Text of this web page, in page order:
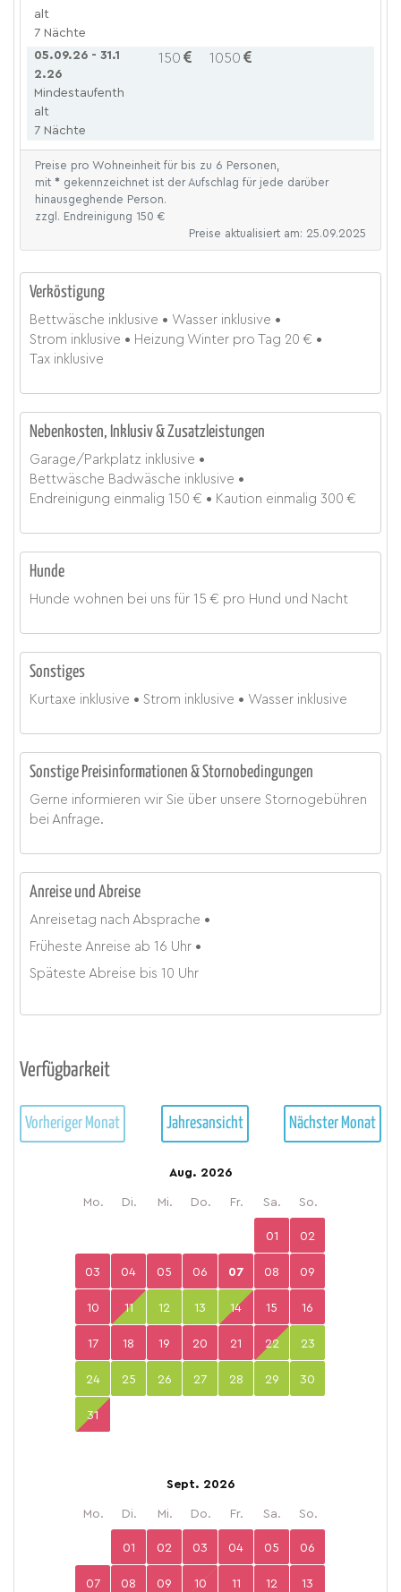
alt
7 Nächte
05.09.26 - 31.1
2.26
150 1050
Mindestaufenth
alt
7 Nächte
Preise pro Wohneinheit für bis zu 6 Personen,
mit* gekennzeichnet ist der Aufschlag für jede darüber
hinausgeghende Person.
zzgl. Endreinigung 150 €
Preise aktualisiert am: 25.09.2025
Verköstigung
Bettwäsche inklusive Wasser inklusive
Strom inklusive Heizung Winter pro Tag 20 €
Tax inklusive
Nebenkosten, Inklusiv & Zusatzleistungen
Garage/Parkplatz inklusive
Bettwäsche Badwäsche inklusive
Endreinigung einmalig 150 € Kaution einmalig 300 €
Hunde
Hunde wohnen bei uns für15 € pro Hund und Nacht
Sonstiges
Kurtaxe inklusive Strom inklusive Wasser inklusive
Sonstige Preisinformationen & Stornobedingungen
Gerne informieren wir Sie über unsere Stornogebühren
bei Anfrage.
Anreise und Abreise
Anreisetag nach Absprache
Früheste Anreise ab 16 Uhr
Späteste Abreise bis 10 Uhr
Verfügbarkeit
Vorheriger Monat Jahresansicht Nächster Monat
Aug. 2026
Mo. Di. Mi. Do. Fr. Sa. So.
01 02
03 04 05 06 07 08 09
10 11 12 13 14 15 16
17 18 19 20 21 22 23
24 25 26 27 28 29 30
31
Sept. 2026
Mo. Di. Mi. Do. Fr. Sa. So.
01 02 03 04 05 06
07 08 09 10 11 12 13